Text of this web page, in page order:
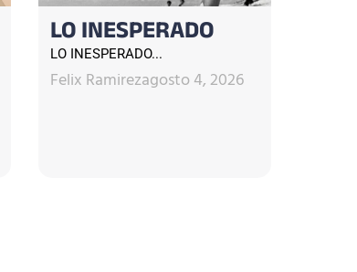
LO INESPERADO
LO INESPERADO...
Felix Ramirezagosto 4, 2026